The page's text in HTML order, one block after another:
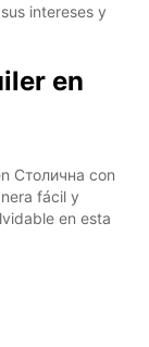
intereses y
en
Столична con
fácil y
en esta